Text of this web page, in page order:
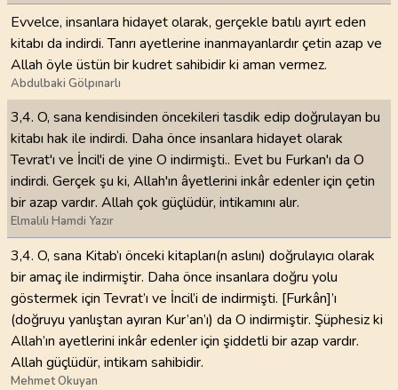
Evvelce, insanlara hidayet olarak, gerçekle batılı ayırt eden
kitabı da indirdi. Tanrı ayetlerine inanmayanlardır çetin azap ve
Allah öyle üstün bir kudret sahibidir ki aman vermez.
Abdulbaki Gölpınarlı
3,4. O, sana kendisinden öncekileri tasdik edip doğrulayan bu
kitabı hak ile indirdi. Daha önce insanlara hidayet olarak
Tevrat'ı ve İncil'i de yine O indirmişti.. Evet bu Furkan'ı da O
indirdi. Gerçek şu ki, Allah'ın âyetlerini inkâr edenler için çetin
bir azap vardır. Allah çok güçlüdür, intikamını alır.
Elmalılı Hamdi Yazır
3,4. O, sana Kitab’ı önceki kitapları(n aslını) doğrulayıcı olarak
bir amaç ile indirmiştir. Daha önce insanlara doğru yolu
göstermek için Tevrat’ı ve İncil’i de indirmişti. [Furkân]’ı
(doğruyu yanlıştan ayıran Kur’an’ı) da O indirmiştir. Şüphesiz ki
Allah’ın ayetlerini inkâr edenler için şiddetli bir azap vardır.
Allah güçlüdür, intikam sahibidir.
Mehmet Okuyan